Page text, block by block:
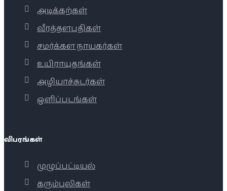
அடிக்கற்கள்
வீரத்தளபதிகள்
சமர்க்கள நாயகர்கள்
உயிராயுதங்கள்
அழியாச்சுடர்கள்
ஒளிப்படங்கள்
விபரங்கள்
முழுப்பட்டியல்
கரும்புலிகள்